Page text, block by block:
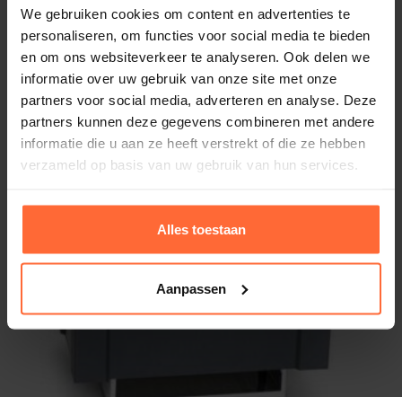
We gebruiken cookies om content en advertenties te
personaliseren, om functies voor social media te bieden
en om ons websiteverkeer te analyseren. Ook delen we
informatie over uw gebruik van onze site met onze
partners voor social media, adverteren en analyse. Deze
partners kunnen deze gegevens combineren met andere
informatie die u aan ze heeft verstrekt of die ze hebben
verzameld op basis van uw gebruik van hun services.
Alles toestaan
Aanpassen